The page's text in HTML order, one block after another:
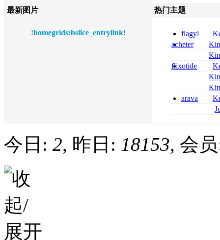
最新图片
!homegrids:hslice_entrylink!
热门主题
flagyl
online
acheter
nolvadex
nolvadex
flixotide
junior kaufen
métronidazole
2026
coumadin
arava
kaufen
今日: 2, 昨日: 18153, 会